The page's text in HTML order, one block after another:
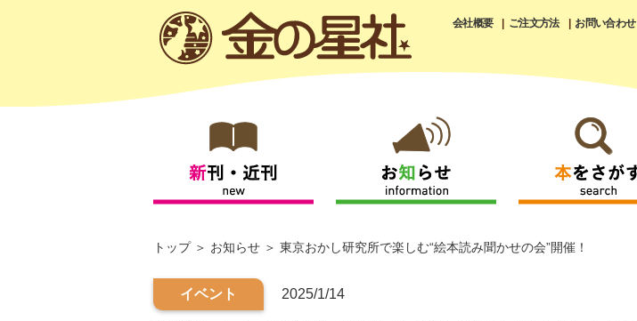
会社概要 ご注文方法 お問い合わせ
トップ お知らせ 東京おかし研究所で楽しむ“絵本読み聞かせの会”開催！
イベント 2025/1/14